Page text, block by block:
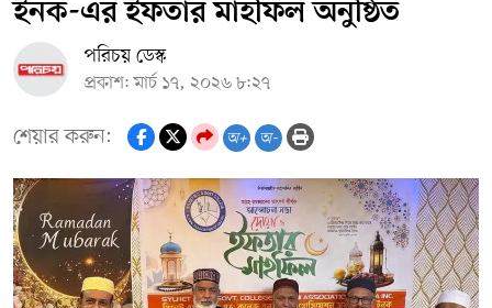
ইনক-এর ইফতার মাহফিল অনুষ্ঠিত
পরিচয় ডেস্ক
প্রকাশ: মার্চ ১৭, ২০২৬ ৮:২৭
শেয়ার করুন: অ+ অ-